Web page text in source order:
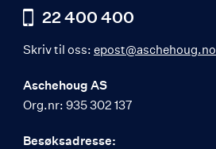
22 400 400
Skriv til oss: epost@aschehoug.no
Aschehoug AS
Org.nr: 935 302 137
Besøksadresse: